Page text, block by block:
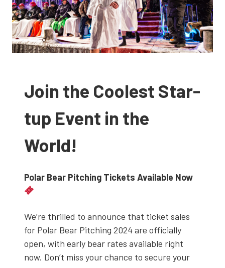
Join the Coo­lest Star­
tup Event in the
World!
Polar Bear Pitc­hing Tic­kets Avai­lable Now
We’re thril­led to announce that tic­ket sales
for Polar Bear Pitc­hing 2024 are official­ly
open, with ear­ly bear rates avai­lable right
now. Don’t miss your chance to secu­re your